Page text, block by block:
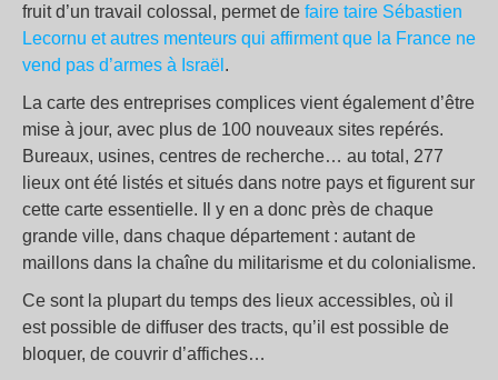
fruit d’un travail colossal, permet de faire taire Sébastien
Lecornu et autres menteurs qui affirment que la France ne
vend pas d’armes à Israël .
La carte des entreprises complices vient également d’être
mise à jour, avec plus de 100 nouveaux sites repérés.
Bureaux, usines, centres de recherche… au total, 277
lieux ont été listés et situés dans notre pays et figurent sur
cette carte essentielle. Il y en a donc près de chaque
grande ville, dans chaque département : autant de
maillons dans la chaîne du militarisme et du colonialisme.
Ce sont la plupart du temps des lieux accessibles, où il
est possible de diffuser des tracts, qu’il est possible de
bloquer, de couvrir d’affiches…